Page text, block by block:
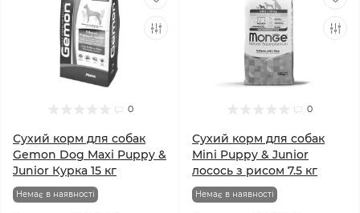
0
Сухий корм для собак
Gemon Dog Maxi Puppy &
Junior Курка 15 кг
Немає в наявності
0
Сухий корм для собак
Mini Puppy & Junior
лосось з рисом 7.5 кг
Немає в наявності